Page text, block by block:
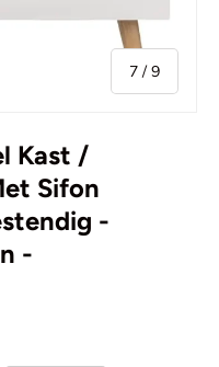
7 /van
9
Kast /
Sifon
-
-